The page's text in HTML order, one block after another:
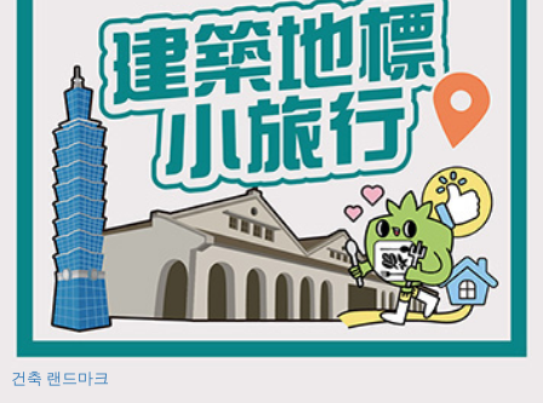
건축 랜드마크